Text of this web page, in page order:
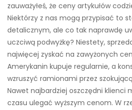
zauważyłeś, że ceny artykułów
Niektórzy z nas mogą przypisać to
detalicznym, ale co tak naprawdę
uczciwą podwyżkę? Niestety,
najwięcej zyskać na zawyżonych
Amerykanin kupuje regularnie, a
wzruszyć ramionami przez
Nawet najbardziej oszczędni klienci
czasu ulegać wyższym cenom. W